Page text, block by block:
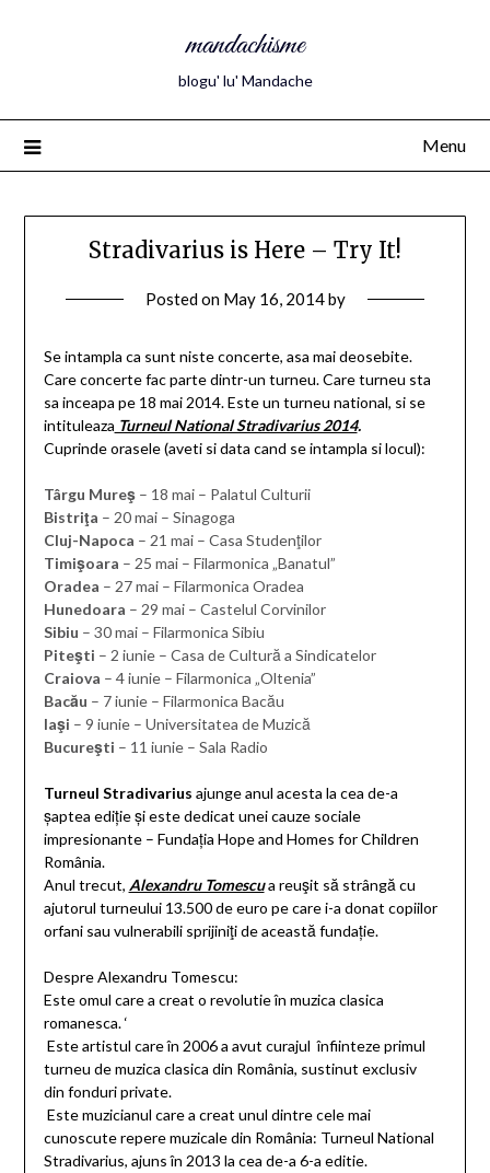
mandachisme
blogu' lu' Mandache
Menu
Stradivarius is Here – Try It!
Posted on May 16, 2014by
Se intampla ca sunt niste concerte, asa mai deosebite.
Care concerte fac parte dintr-un turneu. Care turneu sta
sa inceapa pe 18 mai 2014. Este un turneu national, si se
intituleaza Turneul National Stradivarius 2014.
Cuprinde orasele (aveti si data cand se intampla si locul):
Târgu Mureş– 18 mai – Palatul Culturii
Bistriţa – 20 mai – Sinagoga
Cluj-Napoca – 21 mai – Casa Studenţilor
Timişoara – 25 mai – Filarmonica „Banatul”
Oradea – 27 mai – Filarmonica Oradea
Hunedoara – 29 mai – Castelul Corvinilor
Sibiu – 30 mai – Filarmonica Sibiu
Piteşti – 2 iunie – Casa de Cultură a Sindicatelor
Craiova – 4 iunie – Filarmonica „Oltenia”
Bacău – 7 iunie – Filarmonica Bacău
Iaşi – 9 iunie – Universitatea de Muzică
Bucureşti – 11 iunie – Sala Radio
Turneul Stradivarius ajunge anul acesta la cea de-a
șaptea ediție și este dedicat unei cauze sociale
impresionante – Fundația Hope and Homes for Children
România.
Anul trecut, Alexandru Tomescua reuşit să strângă cu
ajutorul turneului 13.500 de euro pe care i-a donat copiilor
orfani sau vulnerabili sprijiniţi de această fundație.
Despre Alexandru Tomescu:
Este omul care a creat o revolutie în muzica clasica
romanesca. ‘
 Este artistul care în 2006 a avut curajul înfiinteze primul
turneu de muzica clasica din România, sustinut exclusiv
din fonduri private.
 Este muzicianul care a creat unul dintre cele mai
cunoscute repere muzicale din România: Turneul National
Stradivarius, ajuns în 2013 la cea de-a 6-a editie.